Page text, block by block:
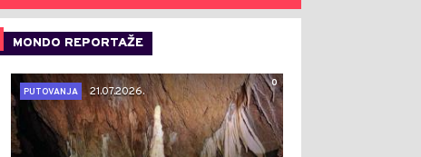
MONDO REPORTAŽE
0
PUTOVANJA
21.07.2026.